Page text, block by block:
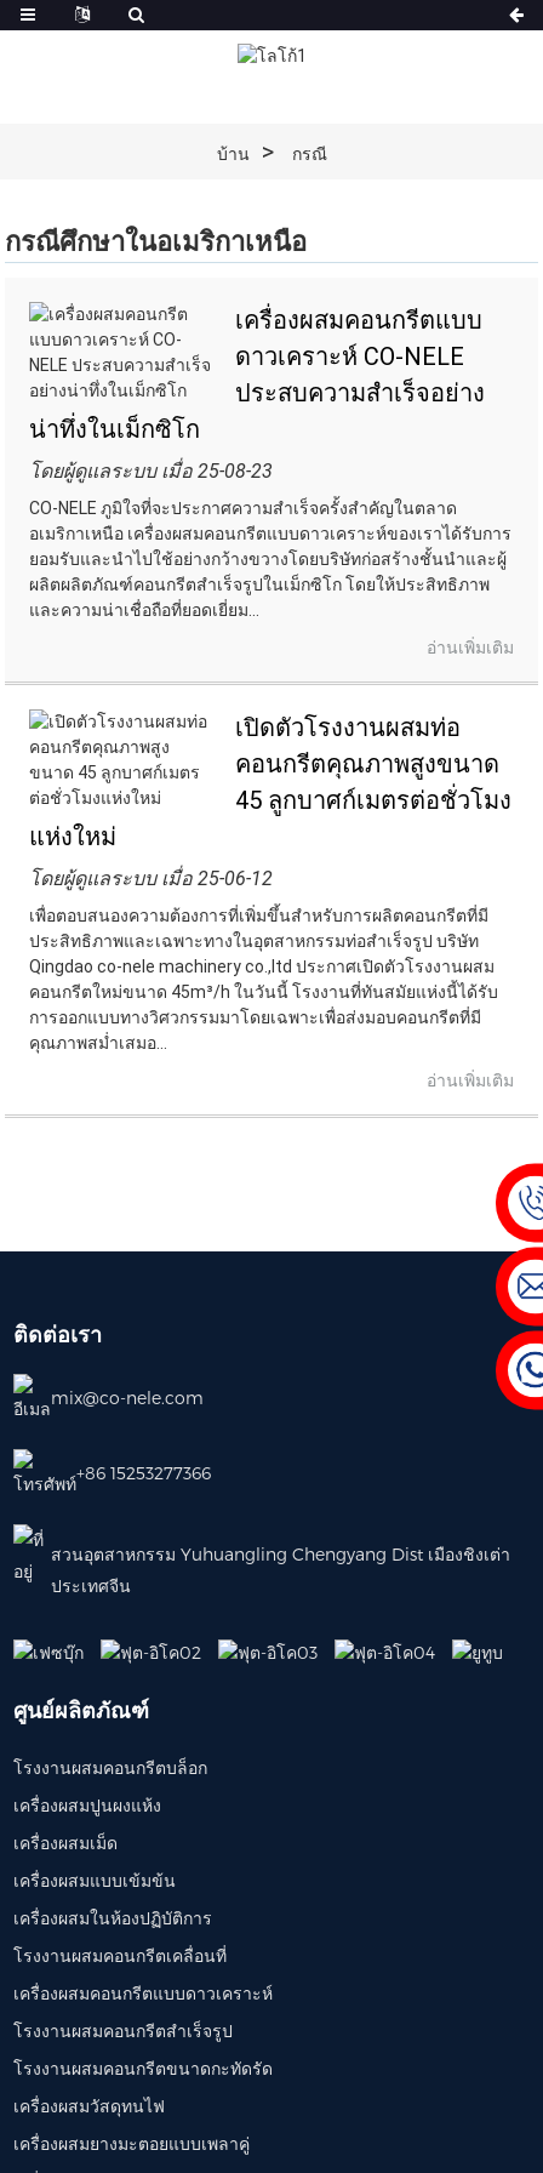
บ้าน กรณี
กรณีศึกษาในอเมริกาเหนือ
เครื่องผสมคอนกรีตแบบ
ดาวเคราะห์ CO-NELE
ประสบความสำเร็จอย่าง
น่าทึ่งในเม็กซิโก
โดยผู้ดูแลระบบ เมื่อ 25-08-23
CO-NELE ภูมิใจที่จะประกาศความสำเร็จครั้งสำคัญในตลาด
อเมริกาเหนือ เครื่องผสมคอนกรีตแบบดาวเคราะห์ของเราได้รับการ
ยอมรับและนำไปใช้อย่างกว้างขวางโดยบริษัทก่อสร้างชั้นนำและผู้
ผลิตผลิตภัณฑ์คอนกรีตสำเร็จรูปในเม็กซิโก โดยให้ประสิทธิภาพ
และความน่าเชื่อถือที่ยอดเยี่ยม...
อ่านเพิ่มเติม
เปิดตัวโรงงานผสมท่อ
คอนกรีตคุณภาพสูงขนาด
45 ลูกบาศก์เมตรต่อชั่วโมง
แห่งใหม่
โดยผู้ดูแลระบบ เมื่อ 25-06-12
เพื่อตอบสนองความต้องการที่เพิ่มขึ้นสำหรับการผลิตคอนกรีตที่มี
ประสิทธิภาพและเฉพาะทางในอุตสาหกรรมท่อสำเร็จรูป บริษัท
Qingdao co-nele machinery co.,ltd ประกาศเปิดตัวโรงงานผสม
คอนกรีตใหม่ขนาด 45m³/h ในวันนี้ โรงงานที่ทันสมัยแห่งนี้ได้รับ
การออกแบบทางวิศวกรรมมาโดยเฉพาะเพื่อส่งมอบคอนกรีตที่มี
คุณภาพสม่ำเสมอ...
อ่านเพิ่มเติม
ติดต่อเรา
mix@co-nele.com
+86 15253277366
สวนอุตสาหกรรม Yuhuangling Chengyang Dist เมืองชิงเต่า
ประเทศจีน
ศูนย์ผลิตภัณฑ์
โรงงานผสมคอนกรีตบล็อก
เครื่องผสมปูนผงแห้ง
เครื่องผสมเม็ด
เครื่องผสมแบบเข้มข้น
เครื่องผสมในห้องปฏิบัติการ
โรงงานผสมคอนกรีตเคลื่อนที่
เครื่องผสมคอนกรีตแบบดาวเคราะห์
โรงงานผสมคอนกรีตสำเร็จรูป
โรงงานผสมคอนกรีตขนาดกะทัดรัด
เครื่องผสมวัสดุทนไฟ
เครื่องผสมยางมะตอยแบบเพลาคู่